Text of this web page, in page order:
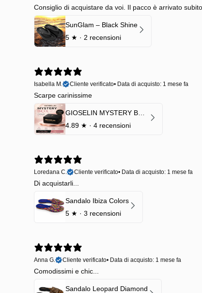
Consiglio di acquistare da voi. Il pacco è arrivato
SunGlam – Black Shine
5 ★ · 2 recensioni
Isabella M.
Cliente verificato• Data di acquisto: 1 mese fa
Scarpe carinissime
4.89 ★ · 4 recensioni
Loredana C.
Cliente verificato• Data di acquisto: 1 mese fa
Di acquistarli...
Sandalo Ibiza Colors
5 ★ · 3 recensioni
Anna G.
Cliente verificato• Data di acquisto: 1 mese fa
Comodissimi e chic...
Sandalo Leopard Diamond